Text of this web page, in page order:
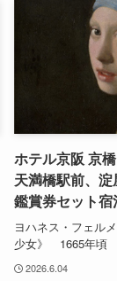
ホテル京阪 京
天満橋駅前、
鑑賞券セット
ヨハネス・フェル
少女》 1665年頃
2026.6.04